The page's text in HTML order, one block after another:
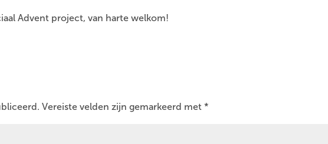
Advent project, van harte welkom!
Vereiste velden zijn gemarkeerd met*